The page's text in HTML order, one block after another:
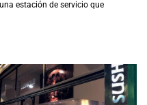
estación de servicio que